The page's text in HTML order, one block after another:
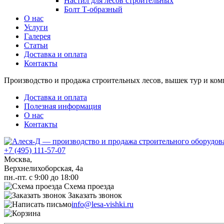
Болт Т-образный
О нас
Услуги
Галерея
Статьи
Доставка и оплата
Контакты
Производство и продажа строительных лесов, вышек тур и
Доставка и оплата
Полезная информация
О нас
Контакты
+7 (495) 111-57-07
Москва,
Верхнелихоборская, 4а
пн.-пт. с 9:00 до 18:00
Схема проезда
Заказать звонок
info@lesa-vishki.ru